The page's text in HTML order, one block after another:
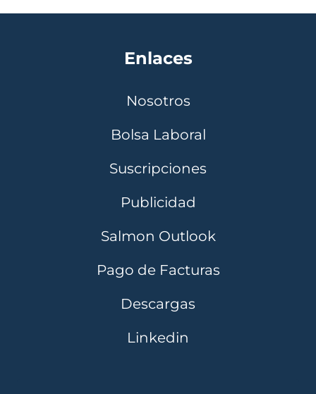
Enlaces
Nosotros
Bolsa Laboral
Suscripciones
Publicidad
Salmon Outlook
Pago de Facturas
Descargas
Linkedin